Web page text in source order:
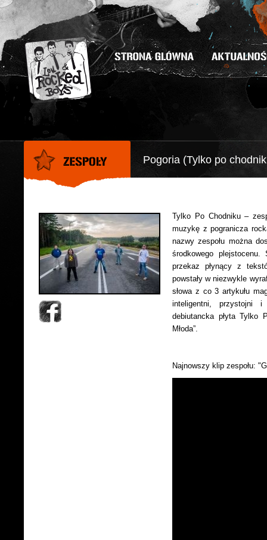
Pogoria (Tylko po
Tylko Po Chodniku –
muzykę z pogranicza
nazwy zespołu można
środkowego
przekaz płynący z
powstały w niezwykle
słowa z co 3 artykułu
inteligentni, przystojni
debiutancka płyta Tylko
Młoda”.
Najnowszy klip zespołu: